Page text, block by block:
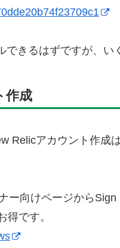
きるはずですが、い
作成
Relicアカウント作成
ー向けページから
得です。